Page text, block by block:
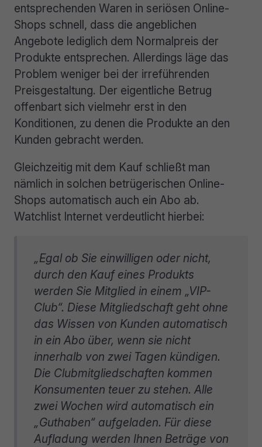
entsprechenden Waren in seriösen Online-
Shops schnell, dass die angeblichen
Angebote lediglich dem Normalpreis der
Produkte entsprechen. Allerdings läge das
Problem weniger bei der irreführenden
Preisgestaltung. Der eigentliche Betrug
offenbart sich vielmehr erst in den
Konditionen, zu denen die Produkte an den
Kunden gebracht werden.
Gleichzeitig mit dem Kauf schließt man
nämlich in solchen betrügerischen Online-
Shops automatisch auch ein Abo ab.
Watchlist Internet verdeutlicht hierbei:
„Egal ob Sie einwilligen oder nicht,
durch den Kauf eines Produkts
werden Sie Mitglied in einem „VIP-
Club“. Diese Mitgliedschaft geht ohne
das Wissen von Kunden automatisch
in ein Abo über, wenn sie nicht
innerhalb von zwei Tagen kündigen.
Die Clubmitgliedschaften kommen
Konsumenten teuer zu stehen. Alle
zwei Wochen wird automatisch ein
„Guthaben“ aufgeladen. Für diese
Aufladung werden Ihnen Beträge von